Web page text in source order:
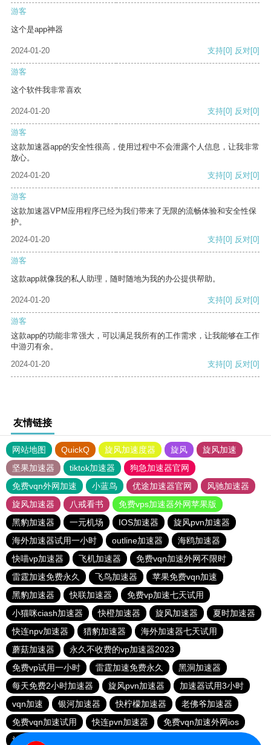
游客
这个是app神器
2024-01-20 支持[0] 反对[0]
游客
这个软件我非常喜欢
2024-01-20 支持[0] 反对[0]
游客
这款加速器app的安全性很高，使用过程中不会泄露个人信息，让我非常
放心。
2024-01-20
支持[0] 反对[0]
游客
这款加速器VPM应用程序已经为我们带来了无限的流畅体验和安全性保
护。
2024-01-20
支持[0] 反对[0]
游客
这款app就像我的私人助理，随时随地为我的办公提供帮助。
2024-01-20 支持[0] 反对[0]
游客
这款app的功能非常强大，可以满足我所有的工作需求，让我能够在工作
中游刃有余。
2024-01-20
支持[0] 反对[0]
友情链接
网站地图 QuickQ 旋风加速度器 旋风
旋风加速
坚果加速器
tiktok加速器
狗急加速器官网
免费vqn外网加速
小蓝鸟 优途加速器官网
风驰加速器
旋风加速器
八戒看书
免费vps加速器外网苹果版
黑豹加速器
一元机场 IOS加速器
旋风pvn加速器
海外加速器试用一小时
outline加速器
海鸥加速器
快喵vp加速器
飞机加速器
免费vqn加速外网不限时
雷霆加速免费永久
飞鸟加速器
苹果免费vqn加速
黑豹加速器
快联加速器
免费vp加速七天试用
小猫咪ciash加速器
快橙加速器 旋风加速器
夏时加速器
快连npv加速器
猎豹加速器
海外加速器七天试用
蘑菇加速器
永久不收费的vp加速器2023
免费vp试用一小时
雷霆加速免费永久
黑洞加速器
每天免费2小时加速器
旋风pvn加速器
加速器试用3小时
vqn加速
银河加速器 快柠檬加速器
老佛爷加速器
免费vqn加速试用
快连pvn加速器
免费vqn加速外网ios
旋风vqn官网